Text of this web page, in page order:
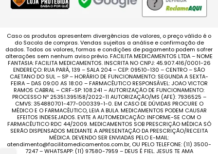
Caso os produtos apresentem divergências de valores, o preço válido é o
do Sacola de compras. Vendas sujeitas a análise e confirmação de
dados. Todos os valores, formas e condições de pagamento podem sofrer
alterações sem nenhum aviso prévio. FACILITA MEDICAMENTOS LTDA – NOME
FANTASIA: FACILITA MEDICAMENTOS. INSCRITA NO CNPJ: 45.907.416/0001-26
ENDEREÇO: RUA PARÁ, 139 – SALA 204 – CEP: 09510-130 – CENTRO – SÃO
CAETANO DO SUL – SP – HORÁRIO DE FUNCIONAMENTO: SEGUNDA A SEXTA-
FEIRA – DAS 09:00 AS 18:00 – FARMACÊUTICO RESPONSÁVEL: JOAO VICTOR
RAMOS CABRAL – CRF-SP: 108.241 – AUTORIZAÇÃO DE FUNCIONAMENTO:
PROCESSO Nº 25351.395158/2022-11 AUTORIZAÇÃO/MS (AFE): 7936525 –
CMVS: 354880701-477-000339-1-0. EM CASO DE DÚVIDAS PROCURE O
MÉDICO E O FARMACÊUTICO, LEIA A BULA. MEDICAMENTOS PODEM CAUSAR
EFEITOS INDESEJADOS. EVITE A AUTOMEDICAÇÃO: INFORME-SE COM O
FARMACÊUTICO RDC 44/2009. MEDICAMENTOS SOB PRESCRIÇÃO MÉDICA SÓ
SERÃO DISPENSADOS MEDIANTE A APRESENTAÇÃO DA PRESCRIÇÃO/RECEITA
MÉDICA. DEVENDO SER ENVIADAS PELO E-MAIL:
atendimento@facilitamedicamentos.com.br, OU PELO TELEFONE: (11) 3500-
7247 – WHATSAPP: (11) 97580-7959 – DEUS É FIEL. JESUS TE AMA